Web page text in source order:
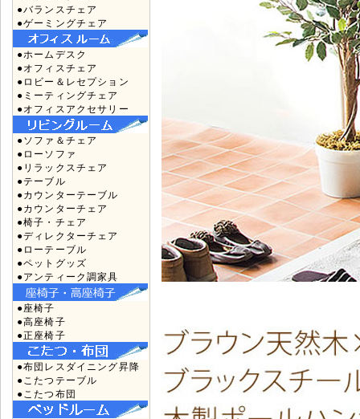
●バランスチェア
●ゲーミングチェア
●ホームデスク
●オフィスチェア
●ロビー＆レセプション
●ミーティングチェア
●オフィスアクセサリー
●ソファ＆チェア
●ローソファ
●リラックスチェア
●テーブル
●カウンターテーブル
●カウンターチェア
●椅子・チェア
●ディレクターチェア
●ローテーブル
●ペットグッズ
●アンティーク調家具
●座椅子
●高座椅子
●正座椅子
●布団レスダイニング昇降
●こたつテーブル
●こたつ布団